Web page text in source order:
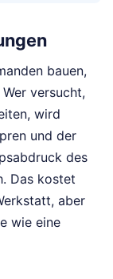
bauen,
versucht,
wird
und der
des
Das kostet
aber
wie eine